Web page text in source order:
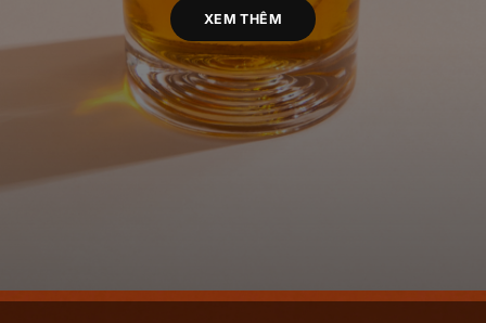
XEM THÊM